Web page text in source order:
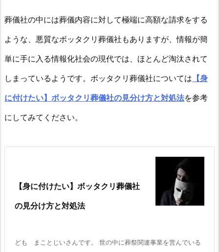
葬儀社の中には葬儀内容に対して極端に高額な請求をする
ような、悪質なボッタクリ葬儀社もありますが、情報が簡
単に手に入る情報化社会の現代では、ほとんど淘汰されて
しまっているようです。ボッタクリ葬儀社については 【身
に付けたい】ボッタクリ葬儀社の見分け方と対処法を参考
にしてみてください。
【身に付けたい】ボッタクリ葬儀社
の見分け方と対処法
ども まことじいさんです。 世の中に葬祭関連事業を営んでいる